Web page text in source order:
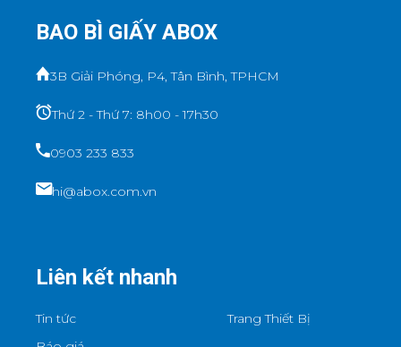
BAO BÌ GIẤY ABOX
3B Giải Phóng, P4, Tân Bình, TPHCM
Thứ 2 - Thứ 7: 8h00 - 17h30
0903 233 833
hi@abox.com.vn
Liên kết nhanh
Tin tức
Trang Thiết Bị